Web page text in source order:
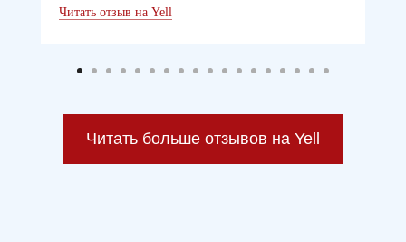
Читать отзыв на Yell
Читать больше отзывов на Yell